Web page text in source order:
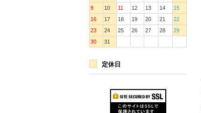
9
10 11 12 13 14
15
16
17 18 19 20 21
22
23
24 25 26 27 28
29
30
31
定休日